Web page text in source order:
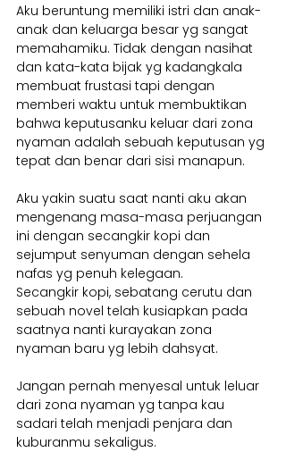
Aku beruntung memiliki istri dan anak-
anak dan keluarga besar yg sangat
memahamiku. Tidak dengan nasihat
dan kata-kata bijak yg kadangkala
membuat frustasi tapi dengan
memberi waktu untuk membuktikan
bahwa keputusanku keluar dari zona
nyaman adalah sebuah keputusan yg
tepat dan benar dari sisi manapun.
Aku yakin suatu saat nanti aku akan
mengenang masa-masa perjuangan
ini dengan secangkir kopi dan
sejumput senyuman dengan sehela
nafas yg penuh kelegaan.
Secangkir kopi, sebatang cerutu dan
sebuah novel telah kusiapkan pada
saatnya nanti kurayakan zona
nyaman baru yg lebih dahsyat.
Jangan pernah menyesal untuk leluar
dari zona nyaman yg tanpa kau
sadari telah menjadi penjara dan
kuburanmu sekaligus.